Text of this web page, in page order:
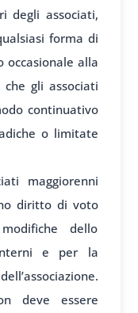
degli associati,
forma di
occasionale alla
che gli associati
continuativo
o limitate
maggiorenni
diritto di voto
dello
e per la
deve essere